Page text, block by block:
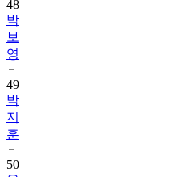
보
영
49
박
지
훈
50
올
데